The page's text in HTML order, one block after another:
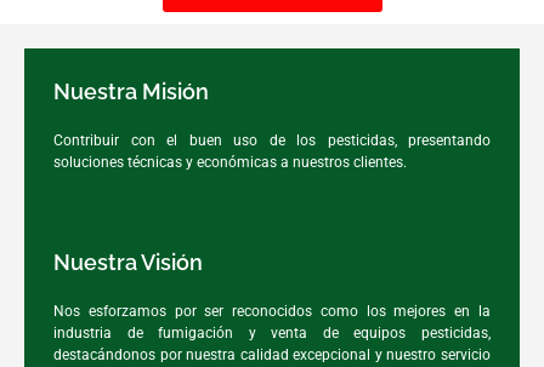
Nuestra Misión
Contribuir con el buen uso de los pesticidas, presentando
soluciones técnicas y económicas a nuestros clientes.
Nuestra Visión
Nos esforzamos por ser reconocidos como los mejores en la
industria de fumigación y venta de equipos pesticidas,
destacándonos por nuestra calidad excepcional y nuestro servicio